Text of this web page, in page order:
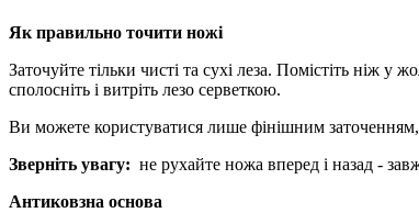
Як правильно точити ножі
Заточуйте тільки чисті та сухі леза. Помістіть ніж
сполосніть і витріть лезо серветкою.
Ви можете користуватися лише фінішним заточенням,
Зверніть увагу: не рухайте ножа вперед і назад -
Антиковзна основа